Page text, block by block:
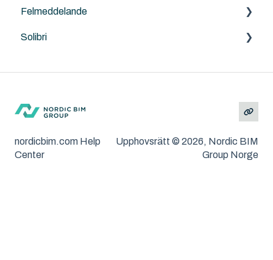
Graphisoft
Felmeddelande
Archicad
Solibri
Felsökning
nordicbim.com Help
Center
Upphovsrätt © 2026, Nordic BIM
Group Norge